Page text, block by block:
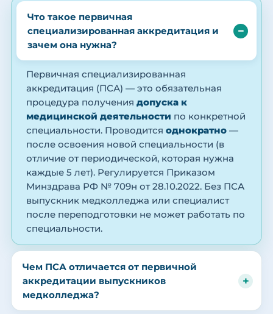
Что такое первичная
специализированная аккредитация и
зачем она нужна?
Первичная специализированная
аккредитация (ПСА) — это обязательная
процедура получения допуска к
медицинской деятельности по конкретной
специальности. Проводится однократно —
после освоения новой специальности (в
отличие от периодической, которая нужна
каждые 5 лет). Регулируется Приказом
Минздрава РФ № 709н от 28.10.2022. Без ПСА
выпускник медколледжа или специалист
после переподготовки не может работать по
специальности.
Чем ПСА отличается от первичной
аккредитации выпускников
медколледжа?